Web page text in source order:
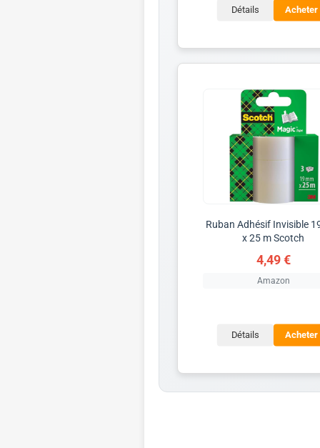
Détails Acheter
Ruban Adhésif Invisible
x 25 m Scotch
4,49 €
Amazon
Détails Acheter